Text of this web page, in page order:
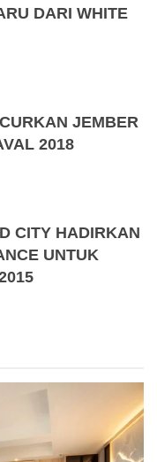
DARI WHITE
JEMBER
2018
CITY HADIRKAN
UNTUK